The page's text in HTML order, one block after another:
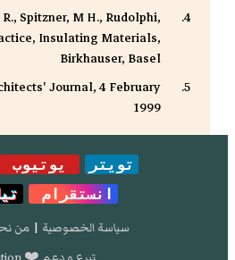
Spitzner, M H., Rudolphi,
Insulating Materials,
Birkhauser, Basel
Journal, 4 February
1999
تويتر يوتيوب
انستقرام
سياسة الخصوصية | من